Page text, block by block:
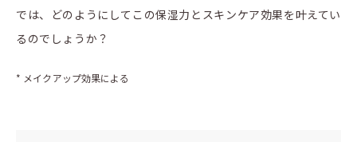
では、どのようにしてこの保湿力とスキンケア効果を叶えてい
るのでしょうか？
* メイクアップ効果による